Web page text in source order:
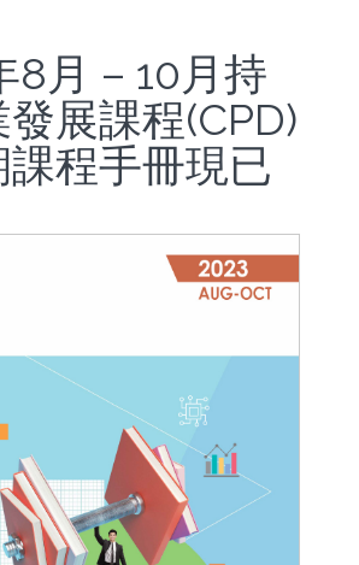
here
8月 – 10月持
展課程(CPD)
課程手冊現已